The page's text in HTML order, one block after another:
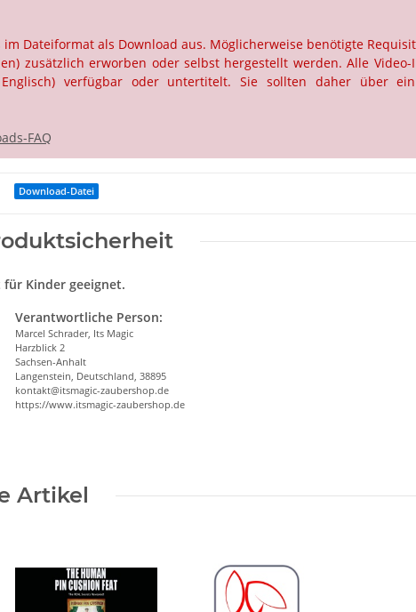
Dateiformat als Download aus. Möglicherweise benötigte
zusätzlich erworben oder selbst hergestellt werden. Alle Video-
verfügbar oder untertitelt. Sie sollten daher über
FAQ
Download-Datei
für Kinder geeignet.
Verantwortliche Person:
Marcel Schrader, Its Magic
Harzblick 2
Sachsen-Anhalt
Langenstein, Deutschland, 38895
kontakt@itsmagic-zaubershop.de
https://www.itsmagic-zaubershop.de
Artikel